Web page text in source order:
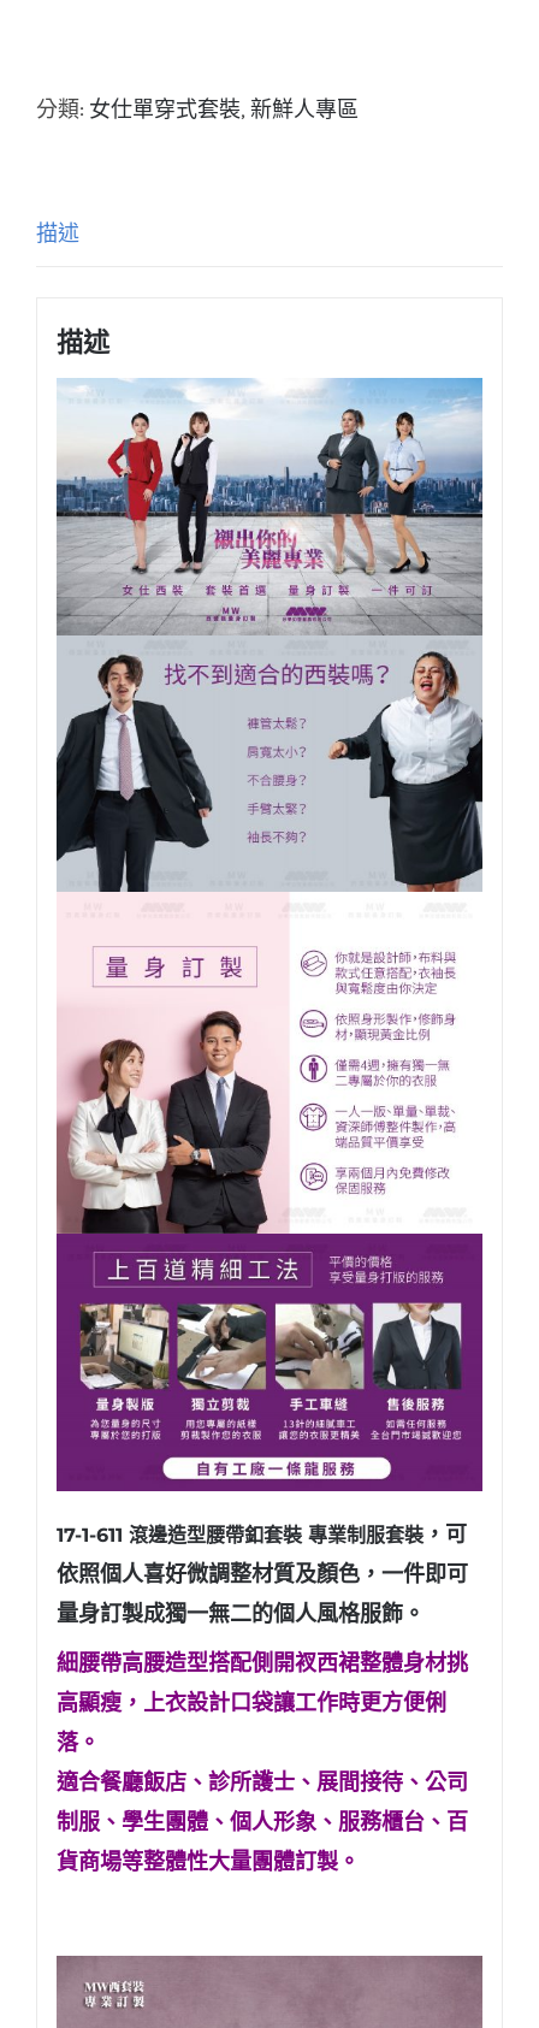
分類: 女仕單穿式套裝,新鮮人專區
描述
描述
17-1-611 滾邊造型腰帶釦套裝 專業制服套裝，可
依照個人喜好微調整材質及顏色，一件即可
量身訂製成獨一無二的個人風格服飾。
細腰帶高腰造型搭配側開衩西裙整體身材挑
高顯瘦，上衣設計口袋讓工作時更方便俐
落。
適合餐廳飯店、診所護士、展間接待、公司
制服、學生團體、個人形象、服務櫃台、百
貨商場等整體性大量團體訂製。